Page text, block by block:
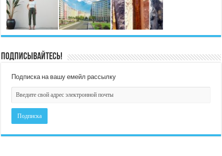
Подписывайтесь!
Подписка на вашу емейл рассылку